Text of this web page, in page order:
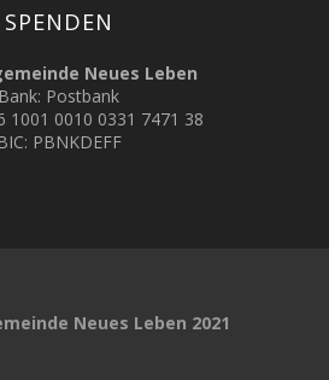
SPENDEN
Neues Leben
Bank: Postbank
1001 0010 0331 7471 38
BIC: PBNKDEFF
Neues Leben 2021